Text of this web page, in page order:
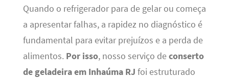
Quando o refrigerador para de gelar ou começa
a apresentar falhas, a rapidez no diagnóstico é
fundamental para evitar prejuízos e a perda de
alimentos. Por isso, nosso serviço deconserto
de geladeira em Inhaúma RJ foi estruturado